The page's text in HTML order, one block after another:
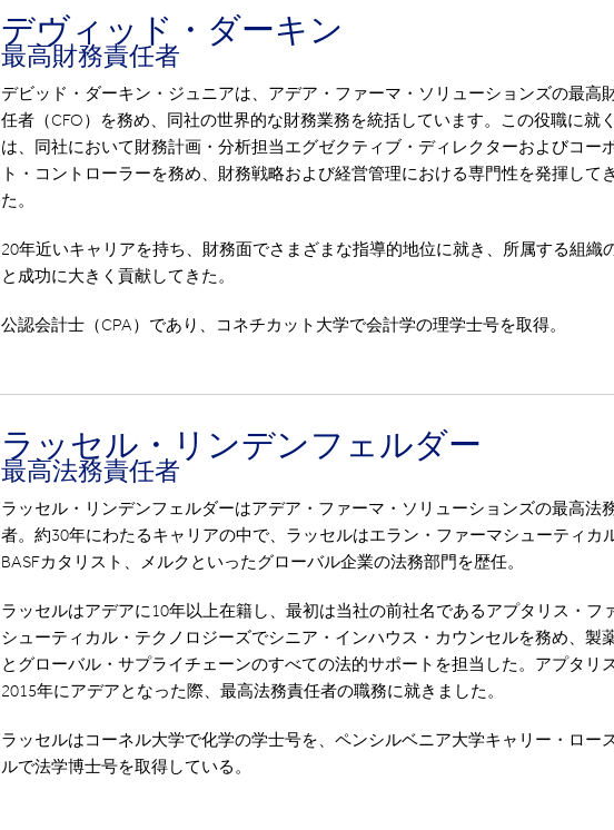
デヴィッド・ダーキン
最高財務責任者
デビッド・ダーキン・ジュニアは、アデア・ファーマ・ソリューションズの最高
任者（CFO）を務め、同社の世界的な財務業務を統括しています。この役職に就
は、同社において財務計画・分析担当エグゼクティブ・ディレクターおよびコー
ト・コントローラーを務め、財務戦略および経営管理における専門性を発揮して
た。
20年近いキャリアを持ち、財務面でさまざまな指導的地位に就き、所属する組織
と成功に大きく貢献してきた。
公認会計士（CPA）であり、コネチカット大学で会計学の理学士号を取得。
ラッセル・リンデンフェルダー
最高法務責任者
ラッセル・リンデンフェルダーはアデア・ファーマ・ソリューションズの最高法
者。約30年にわたるキャリアの中で、ラッセルはエラン・ファーマシューティカル
BASFカタリスト、メルクといったグローバル企業の法務部門を歴任。
ラッセルはアデアに10年以上在籍し、最初は当社の前社名であるアプタリス・フ
シューティカル・テクノロジーズでシニア・インハウス・カウンセルを務め、製
とグローバル・サプライチェーンのすべての法的サポートを担当した。アプタリ
2015年にアデアとなった際、最高法務責任者の職務に就きました。
ラッセルはコーネル大学で化学の学士号を、ペンシルベニア大学キャリー・ロー
ルで法学博士号を取得している。